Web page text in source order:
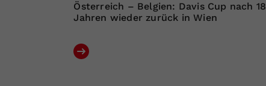
Österreich – Belgien: Davis Cup nach 18
Jahren wieder zurück in Wien